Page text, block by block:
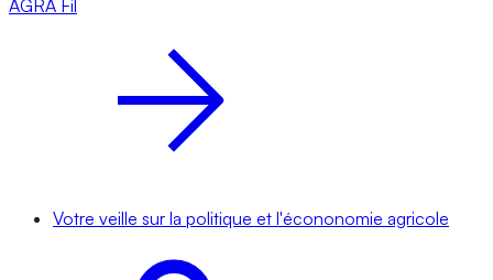
AGRA Fil
Votre veille sur la politique et l'écononomie agricole